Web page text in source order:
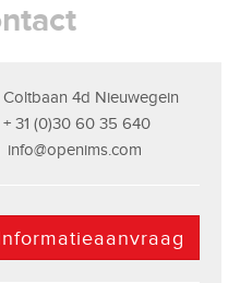
Coltbaan 4d Nieuwegein
+ 31 (0)30 60 35 640
info@openims.com